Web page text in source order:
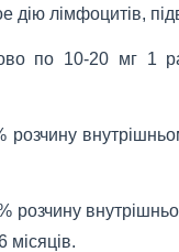
дію лімфоцитів,
по 10-20 мг 1
розчину
місяців.